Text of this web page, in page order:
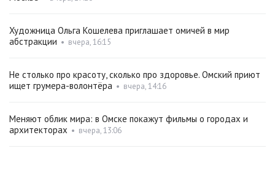
Художница Ольга Кошелева приглашает омичей в мир
абстракции • вчера, 16:15
Не столько про красоту, сколько про здоровье. Омский приют
ищет грумера-волонтёра • вчера, 14:16
Меняют облик мира: в Омске покажут фильмы о городах и
архитекторах • вчера, 13:06